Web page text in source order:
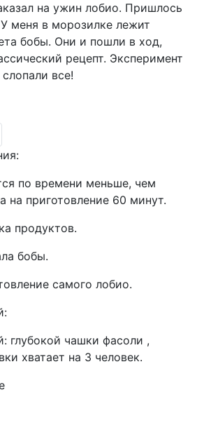
на ужин лобио. Пришлось
меня в морозилке лежит
бобы. Они и пошли в ход,
рецепт. Эксперимент
все!
по времени меньше, чем
на приготовление 60 минут.
продуктов.
бобы.
самого лобио.
глубокой чашки фасоли ,
хватает на 3 человек.